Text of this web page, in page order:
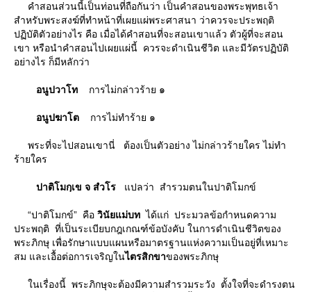
คําสอนส่วนนี้เป็นท่อนที่ถือกันว่า เป็นคําสอนของพระพุทธเจ้า
สําหรับพระสงฆ์ที่ทําหน้าที่เผยแผ่พระศาสนา ว่าควรจะประพฤติ
ปฏิบัติตัวอย่างไร คือ เมื่อได้คำสอนที่จะสอนเขาแล้ว ตัวผู้ที่จะสอน
เขา หรือนำคำสอนไปเผยแผ่นี้ ควรจะดำเนินชีวิต และมีวัตรปฏิบัติ
อย่างไร ก็มีหลักว่า
อนูปวาโท การไม่กล่าวร้าย ๑
อนูปฆาโต การไม่ทําร้าย ๑
พระที่จะไปสอนเขานี่ ต้องเป็นตัวอย่าง ไม่กล่าวร้ายใคร ไม่ทํา
ร้ายใคร
ปาติโมกฺเข จ สํวโร ปลว่า สํารวมตนในปาติโมกข์
“ปาติโมกข์” คือ วินัยแม่บท ได้แก่ ประมวลข้อกำหนดความ
ประพฤติ ที่เป็นระเบียบกฎเกณฑ์ข้อบังคับ ในการดําเนินชีวิตของ
พระภิกษุ เพื่อรักษาแบบแผนหรือมาตรฐานแห่งความเป็นอยู่ที่เหมาะ
สม และเอื้อต่อการเจริญในไตรสิกขาของพระภิกษุ
นเรื่องนี้ พระภิกษุจะต้องมีความสํารวมระวัง ตั้งใจที่จะดํารงตน